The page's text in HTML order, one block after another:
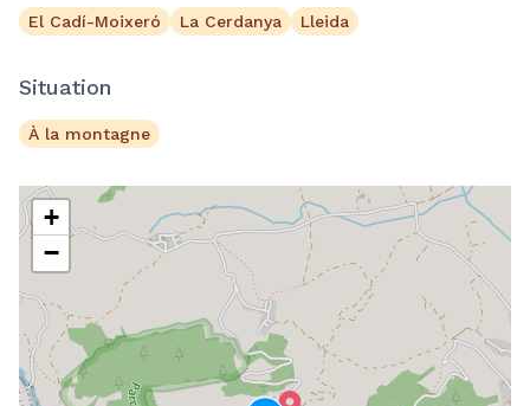
El Cadí-Moixeró La Cerdanya Lleida
Situation
À la montagne
+
−